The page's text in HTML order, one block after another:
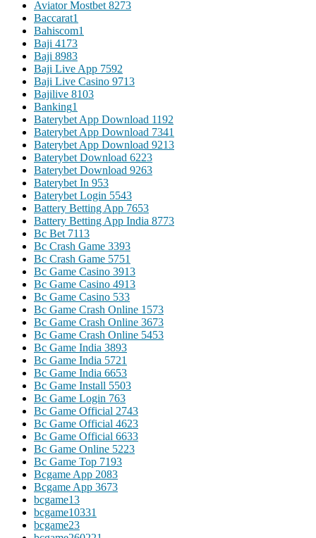
Aviator Mostbet 8273
Baccarat1
Bahiscom1
Baji 4173
Baji 8983
Baji Live App 7592
Baji Live Casino 9713
Bajilive 8103
Banking1
Baterybet App Download 1192
Baterybet App Download 7341
Baterybet App Download 9213
Baterybet Download 6223
Baterybet Download 9263
Baterybet In 953
Baterybet Login 5543
Battery Betting App 7653
Battery Betting App India 8773
Bc Bet 7113
Bc Crash Game 3393
Bc Crash Game 5751
Bc Game Casino 3913
Bc Game Casino 4913
Bc Game Casino 533
Bc Game Crash Online 1573
Bc Game Crash Online 3673
Bc Game Crash Online 5453
Bc Game India 3893
Bc Game India 5721
Bc Game India 6653
Bc Game Install 5503
Bc Game Login 763
Bc Game Official 2743
Bc Game Official 4623
Bc Game Official 6633
Bc Game Online 5223
Bc Game Top 7193
Bcgame App 2083
Bcgame App 3673
bcgame13
bcgame10331
bcgame23